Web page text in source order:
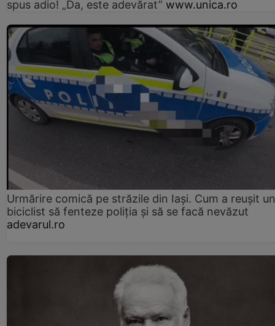
spus adio! „Da, este adevărat” www.unica.ro
Urmărire comică pe străzile din Iași. Cum a reușit un
biciclist să fenteze poliția și să se facă nevăzut
adevarul.ro